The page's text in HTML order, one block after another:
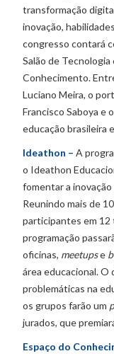
transformação
inovação,
congresso contará
Salão de
Conhecimento.
Luciano Meira, o
Francisco Saboya e
educação brasileira
Ideathon –A
o Ideathon
fomentar a
Reunindo mais de
participantes em 12
programação
oficinas, meetupse
área educacional.
problemáticas na
os grupos farão um
jurados, que
Espaço do